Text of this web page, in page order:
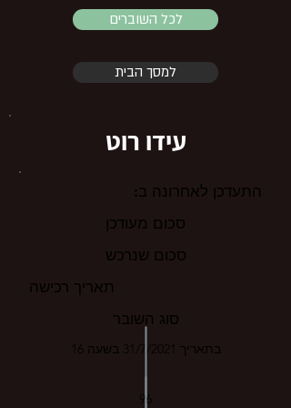
לכל השוברים
למסך הבית
עידו רוט
התעדכן לאחרונה ב:
סכום מעודכן
סכום שנרכש
תאריך רכישה
סוג השובר
בתאריך 31/7/2021 בשעה 16
96